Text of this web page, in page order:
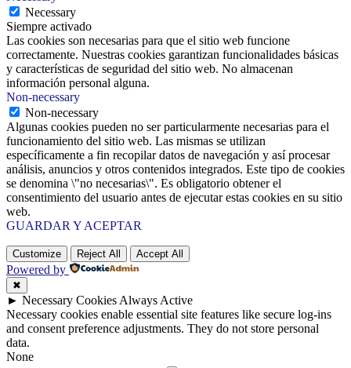
Necessary
Siempre activado
Las cookies son necesarias para que el sitio web funcione
correctamente. Nuestras cookies garantizan funcionalidades básicas
y características de seguridad del sitio web. No almacenan
información personal alguna.
Non-necessary
Non-necessary
Algunas cookies pueden no ser particularmente necesarias para el
funcionamiento del sitio web. Las mismas se utilizan
específicamente a fin recopilar datos de navegación y así procesar
análisis, anuncios y otros contenidos integrados. Este tipo de cookies
se denomina \"no necesarias\". Es obligatorio obtener el
consentimiento del usuario antes de ejecutar estas cookies en su sitio
web.
GUARDAR Y ACEPTAR
Customize Reject All Accept All
Powered by
✖
► Necessary Cookies Always Active
Necessary cookies enable essential site features like secure log-ins
and consent preference adjustments. They do not store personal
data.
None